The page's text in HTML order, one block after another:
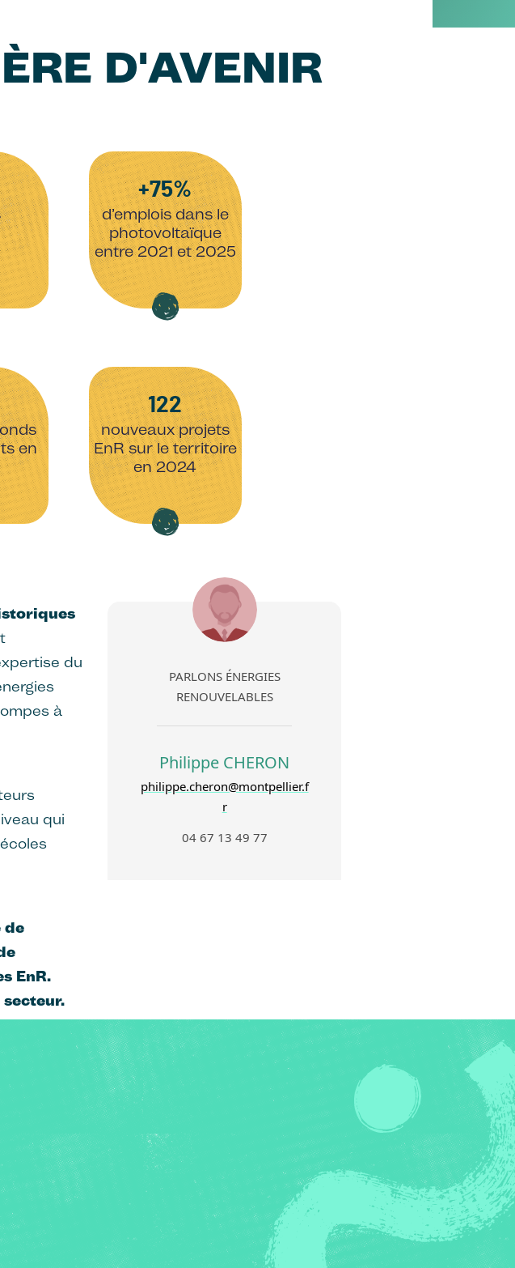
D'AVENIR
+75%
d’emplois dans le
photovoltaïque
entre 2021 et 2025
en
122
nouveaux projets
EnR sur le territoire
en 2024
du
à
qui
de
EnR.
Image
PARLONS ÉNERGIES
RENOUVELABLES
Philippe CHERON
philippe.cheron@montpellier.f
r
04 67 13 49 77